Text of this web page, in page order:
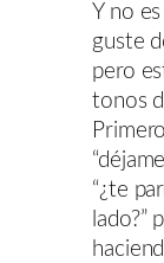
Y no
guste
pero
tonos
“¿te
lado?”